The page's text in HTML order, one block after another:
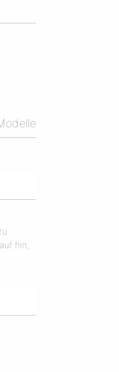
hin,